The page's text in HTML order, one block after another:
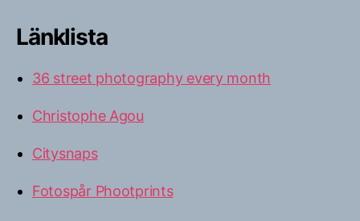
Länklista
36 street photography every month
Christophe Agou
Citysnaps
Fotospår Phootprints